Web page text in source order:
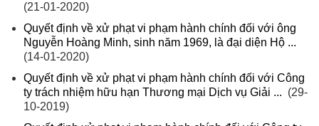
(21-01-2020)
Quyết định về xử phạt vi phạm hành chính đối với ông
Nguyễn Hoàng Minh, sinh năm 1969, là đại diện Hộ ...
(14-01-2020)
Quyết định về xử phạt vi phạm hành chính đối với Công
ty trách nhiệm hữu hạn Thương mại Dịch vụ Giải ... (29-
10-2019)